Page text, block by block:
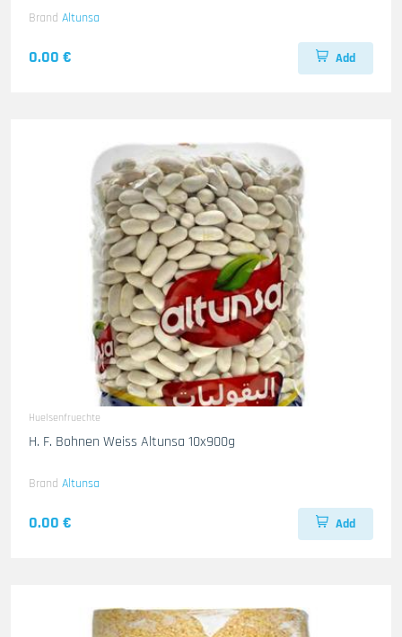
Brand Altunsa
0.00 € Add
Huelsenfruechte
H. F. Bohnen Weiss Altunsa 10x900g
Brand Altunsa
0.00 € Add